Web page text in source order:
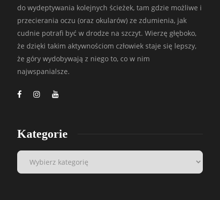
do wydeptywania kolejnych ścieżek, tam gdzie możliwe i
przecierania oczu (oraz okularów) ze zdumienia, jak
cudnie potrafi być w drodze na szczyt. Wierzę głęboko,
że dzięki takim aktywnościom człowiek staje się lepszy,
że góry wydobywają z niego to, co w nim
najwspanialsze.
Kategorie